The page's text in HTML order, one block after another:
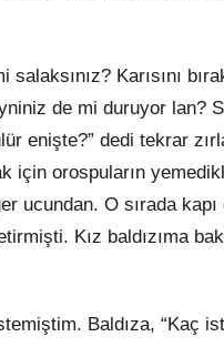
Karısını
de mi duruyor lan?
enişte?” dedi tekrar
için orospuların
ucundan. O sırada
Kız baldızıma
tim. Baldıza, “Kaç